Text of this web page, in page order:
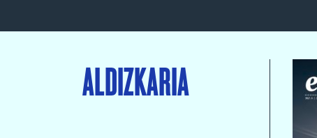
ALDIZKARIA